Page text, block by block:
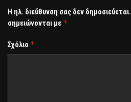
Η ηλ. διεύθυνση σας δεν δημοσιεύεται.
σημειώνονται με *
Σχόλιο *